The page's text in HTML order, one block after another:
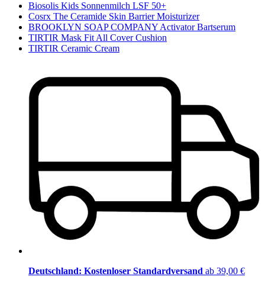
Biosolis Kids Sonnenmilch LSF 50+
Cosrx The Ceramide Skin Barrier Moisturizer
BROOKLYN SOAP COMPANY Activator Bartserum
TIRTIR Mask Fit All Cover Cushion
TIRTIR Ceramic Cream
Deutschland: Kostenloser Standardversand ab 39,00 €